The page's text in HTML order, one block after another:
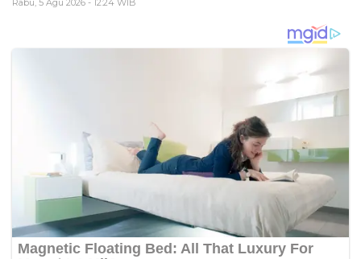
Rabu, 5 Agu 2026 - 12:24 WIB